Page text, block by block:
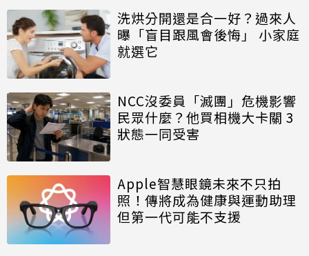
洗烘分開還是合一好？過來人
曝「盲目跟風會後悔」 小家庭
就選它
NCC沒委員「滅團」危機影響
民眾什麼？他買相機大卡關 3
狀態一同受害
Apple智慧眼鏡未來不只拍
照！傳將成為健康與運動助理
但第一代可能不支援